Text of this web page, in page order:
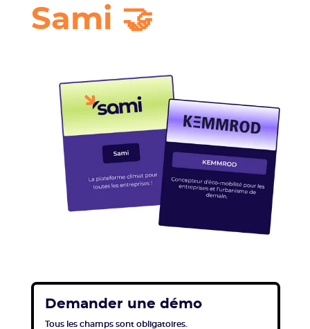
Sami 🤝
Demander une démo
Tous les champs sont obligatoires.